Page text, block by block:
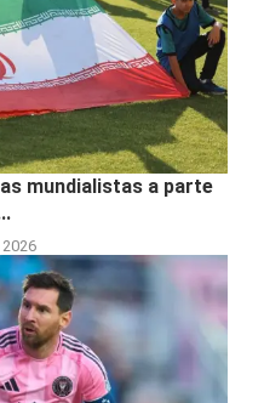
mundialistas a parte